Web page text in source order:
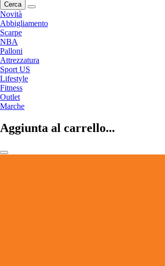
Cerca
Novità
Abbigliamento
Scarpe
NBA
Palloni
Attrezzatura
Sport US
Lifestyle
Fitness
Outlet
Marche
Aggiunta al carrello...